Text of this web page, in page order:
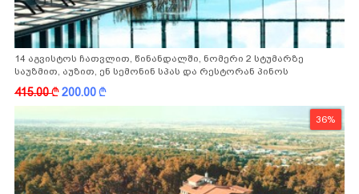
14 აგვისტოს ჩათვლით, წინანდალში, ნომერი 2 სტუმარზე
საუზმით, აუზით, ენ სემონინ სპას და რესტორან პინოს
ფასდაკლებით
415.00k200.00k
36%